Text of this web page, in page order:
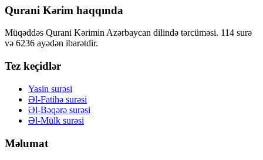
Qurani Kərim haqqında
Müqəddəs Qurani Kərimin Azərbaycan dilində tərcüməsi. 114 surə
və 6236 ayədən ibarətdir.
Tez keçidlər
Yasin surəsi
Əl-Fatihə surəsi
Əl-Bəqərə surəsi
Əl-Mülk surəsi
Məlumat